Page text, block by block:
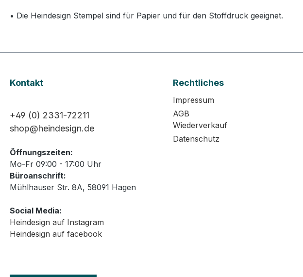
• Die Heindesign Stempel sind für Papier und für den Stoffdruck geeignet.
Kontakt
+49 (0) 2331-72211
shop@heindesign.de
Öffnungszeiten:
Mo-Fr 09:00 - 17:00 Uhr
Büroanschrift:
Mühlhauser Str. 8A, 58091 Hagen
Social Media:
Heindesign auf Instagram
Heindesign auf facebook
Rechtliches
Impressum
AGB
Wiederverkauf
Datenschutz